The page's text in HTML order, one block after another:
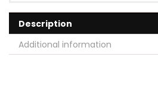
Description
Additional information